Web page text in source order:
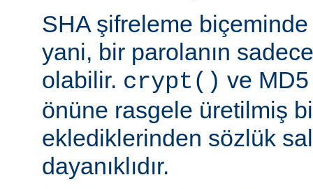
SHA şifreleme
yani, bir parolanın
olabilir. crypt() ve
önüne rasgele üretilmiş
eklediklerinden sözlük
dayanıklıdır.